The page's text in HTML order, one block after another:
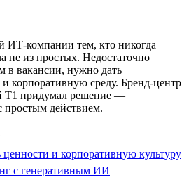
ИТ-компании тем, кто никогда
не из простых. Недостаточно
в вакансии, нужно дать
корпоративную среду. Бренд-центр
T1 придумал решение —
простым действием.
ценности и корпоративную культуру
с генеративным ИИ